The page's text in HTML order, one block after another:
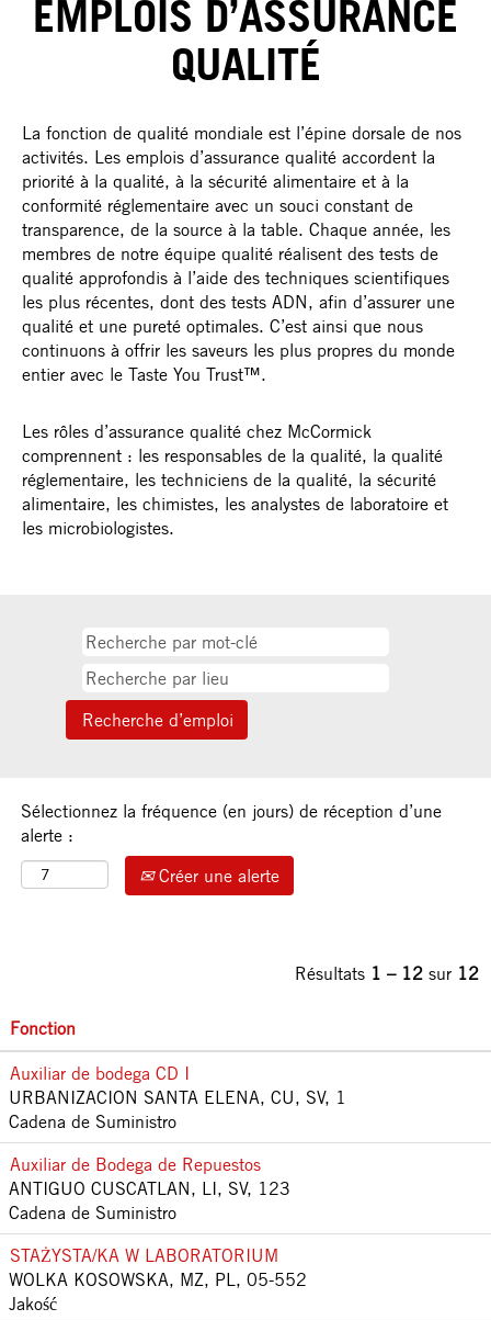
EMPLOIS D’ASSURANCE
QUALITÉ
La fonction de qualité mondiale est l’épine dorsale de nos
activités. Les emplois d’assurance qualité accordent la
priorité à la qualité, à la sécurité alimentaire et à la
conformité réglementaire avec un souci constant de
transparence, de la source à la table. Chaque année, les
membres de notre équipe qualité réalisent des tests de
qualité approfondis à l’aide des techniques scientifiques
les plus récentes, dont des tests ADN, afin d’assurer une
qualité et une pureté optimales. C’est ainsi que nous
continuons à offrir les saveurs les plus propres du monde
entier avec le Taste You Trust™.
Les rôles d’assurance qualité chez McCormick
comprennent : les responsables de la qualité, la qualité
réglementaire, les techniciens de la qualité, la sécurité
alimentaire, les chimistes, les analystes de laboratoire et
les microbiologistes.
Sélectionnez la fréquence (en jours) de réception d’une
alerte :
Créer une alerte
Résultats 1 – 12 sur 12
Fonction
Auxiliar de bodega CD I
URBANIZACION SANTA ELENA, CU, SV, 1
Cadena de Suministro
Auxiliar de Bodega de Repuestos
ANTIGUO CUSCATLAN, LI, SV, 123
Cadena de Suministro
STAŻYSTA/KA W LABORATORIUM
WOLKA KOSOWSKA, MZ, PL, 05-552
Jakość